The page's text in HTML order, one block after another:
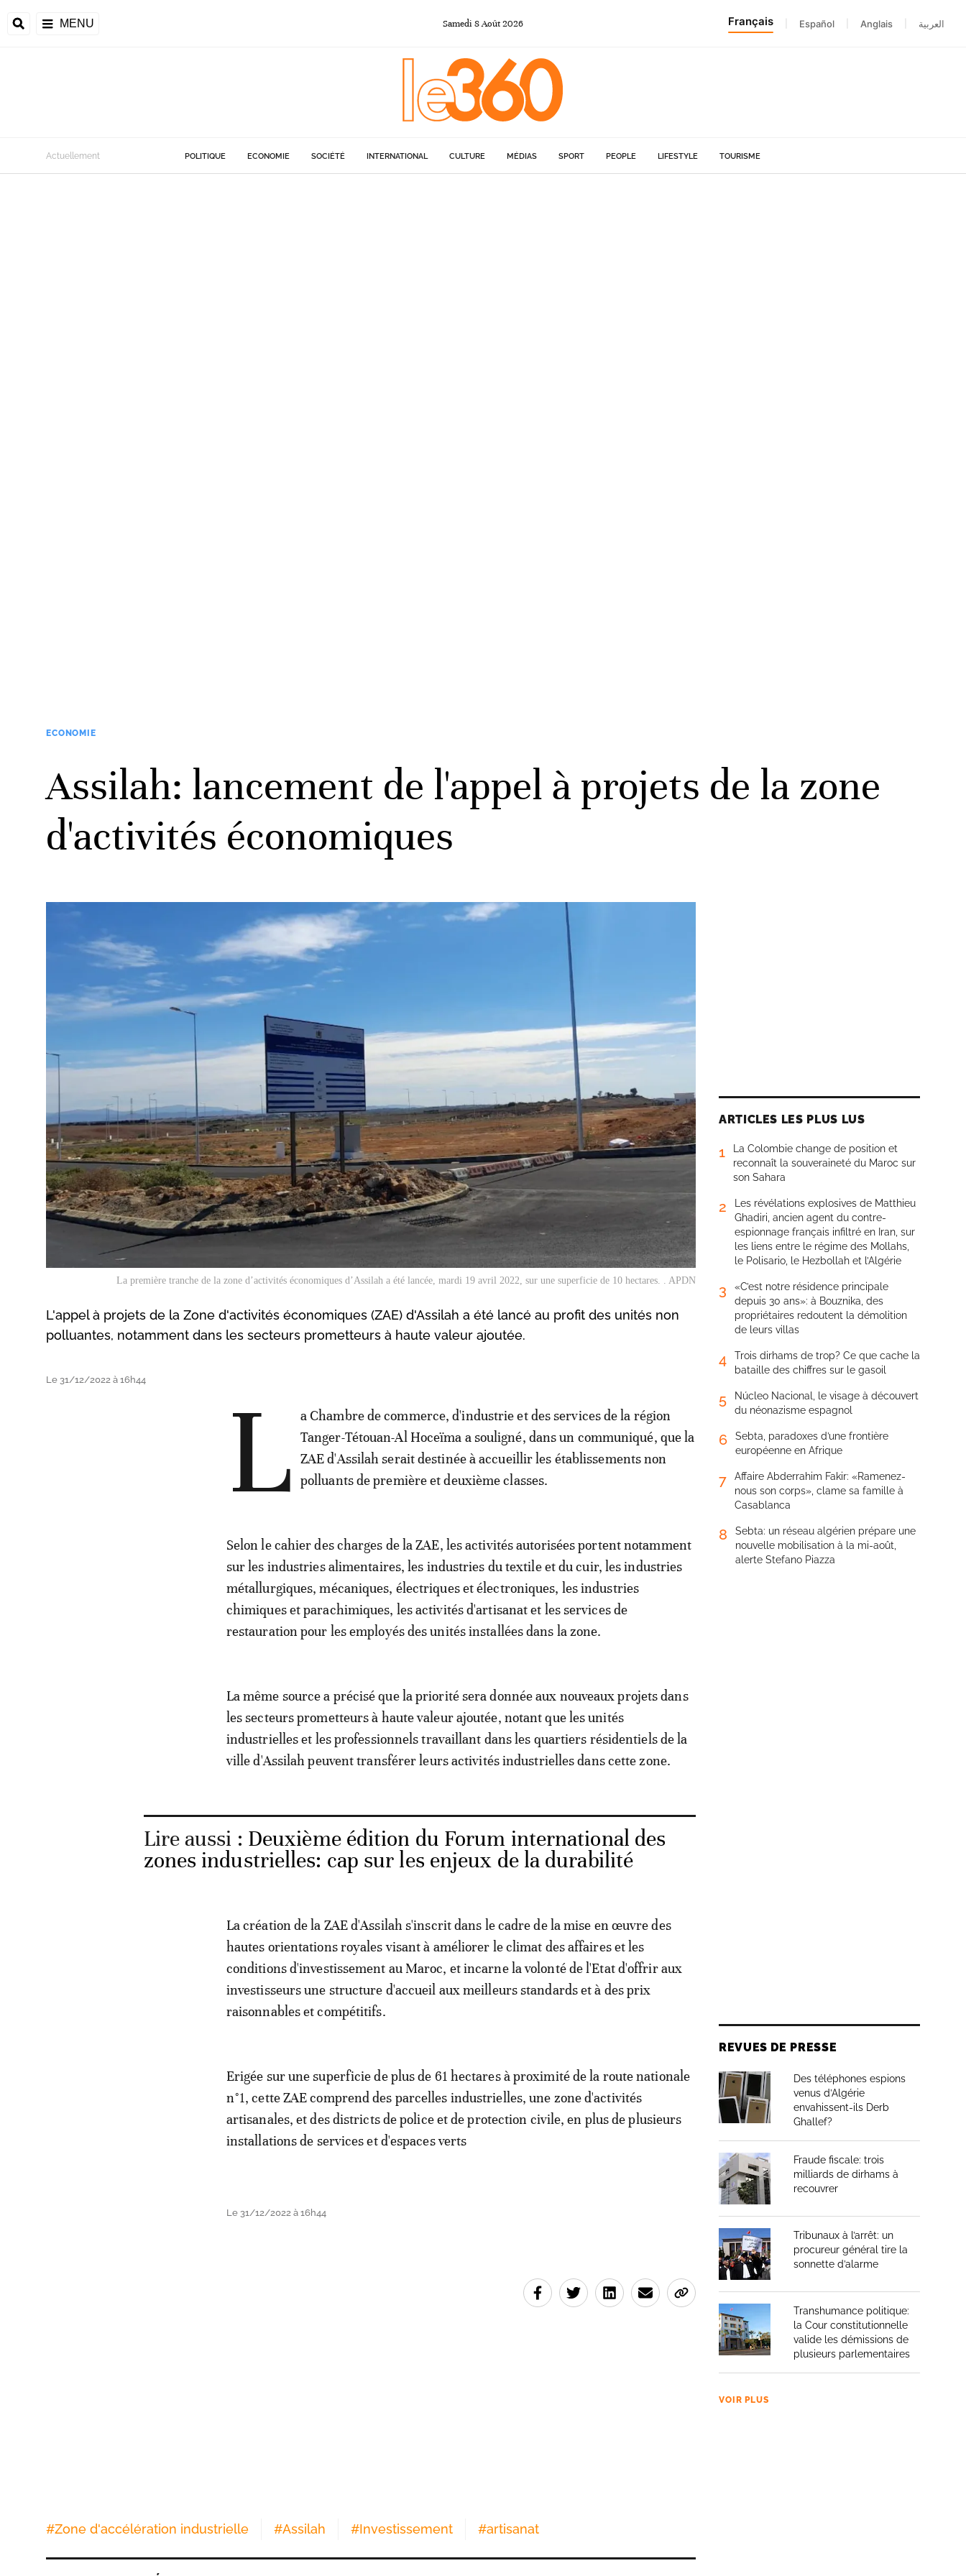
MENU Samedi 8Août2026 Français Español Anglais العربية
Actuellement POLITIQUE ECONOMIE SOCIÉTÉ INTERNATIONAL CULTURE MÉDIAS SPORT PEOPLE LIFESTYLE TOURISME
ECONOMIE
Assilah: lancement de l'appel à projets de la zone
d'activités économiques
La première tranche de la zone d’activités économiques d’Assilah a été lancée, mardi 19 avril 2022, sur une superficie de 10 hectares. . APDN
L'appel à projets de la Zone d'activités économiques (ZAE) d'Assilah a été lancé au profit des unités non
polluantes, notamment dans les secteurs prometteurs à haute valeur ajoutée.
Le 31/12/2022 à 16h44 L
a Chambre de commerce, d'industrie et des services de la région
Tanger-Tétouan-Al Hoceïma a souligné, dans un communiqué, que la
ZAE d'Assilah serait destinée à accueillir les établissements non
polluants de première et deuxième classes.
Selon le cahier des charges de la ZAE, les activités autorisées portent notamment
sur les industries alimentaires, les industries du textile et du cuir, les industries
métallurgiques, mécaniques, électriques et électroniques, les industries
chimiques et parachimiques, les activités d'artisanat et les services de
restauration pour les employés des unités installées dans la zone.
La même source a précisé que la priorité sera donnée aux nouveaux projets dans
les secteurs prometteurs à haute valeur ajoutée, notant que les unités
industrielles et les professionnels travaillant dans les quartiers résidentiels de la
ville d'Assilah peuvent transférer leurs activités industrielles dans cette zone.
Lire aussi : Deuxième édition du Forum international des
zones industrielles: cap sur les enjeux de la durabilité
La création de la ZAE d'Assilah s'inscrit dans le cadre de la mise en œuvre des
hautes orientations royales visant à améliorer le climat des affaires et les
conditions d'investissement au Maroc, et incarne la volonté de l'Etat d'offrir aux
investisseurs une structure d'accueil aux meilleurs standards et à des prix
raisonnables et compétitifs.
Erigée sur une superficie de plus de 61 hectares à proximité de la route nationale
n°1, cette ZAE comprend des parcelles industrielles, une zone d'activités
artisanales, et des districts de police et de protection civile, en plus de plusieurs
installations de services et d'espaces verts
Le 31/12/2022 à 16h44
#Zone d'accélération industrielle #Assilah #Investissement #artisanat
ARTICLES LES PLUS LUS
1
La Colombie change de position et
reconnaît la souveraineté du Maroc sur
son Sahara
2
Les révélations explosives de Matthieu
Ghadiri, ancien agent du contre-
espionnage français infiltré en Iran, sur
les liens entre le régime des Mollahs,
le Polisario, le Hezbollah et l’Algérie
3
«C’est notre résidence principale
depuis 30 ans»: à Bouznika, des
propriétaires redoutent la démolition
de leurs villas
4
Trois dirhams de trop? Ce que cache la
bataille des chiffres sur le gasoil
5
Núcleo Nacional, le visage à découvert
du néonazisme espagnol
6
Sebta, paradoxes d’une frontière
européenne en Afrique
7
Affaire Abderrahim Fakir: «Ramenez-
nous son corps», clame sa famille à
Casablanca
8
Sebta: un réseau algérien prépare une
nouvelle mobilisation à la mi-août,
alerte Stefano Piazza
REVUES DE PRESSE
Des téléphones espions
venus d’Algérie
envahissent-ils Derb
Ghallef?
Fraude fiscale: trois
milliards de dirhams à
recouvrer
Tribunaux à l’arrêt: un
procureur général tire la
sonnette d’alarme
Transhumance politique:
la Cour constitutionnelle
valide les démissions de
plusieurs parlementaires
VOIR PLUS